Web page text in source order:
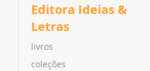
Editora Ideias &
Letras
livros
coleções